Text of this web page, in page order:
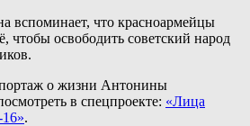
вспоминает, что красноармейцы
чтобы освободить советский народ
о жизни Антонины
в спецпроекте: «Лица
.